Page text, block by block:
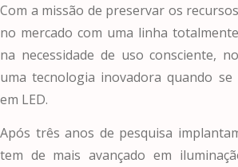
Com a missão de preservar os
no mercado com uma linha
na necessidade de uso consciente,
uma tecnologia inovadora quando
em LED.
Após três anos de pesquisa
tem de mais avançado em